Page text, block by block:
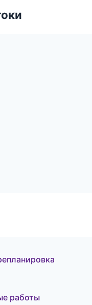
работы